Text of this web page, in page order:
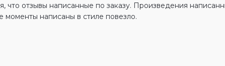
что отзывы написанные по заказу. Произведения
моменты написаны в стиле повезло.